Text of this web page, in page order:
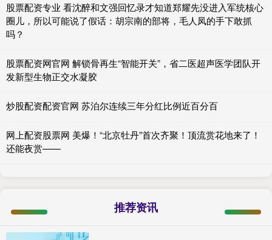
股票配资专业 看沈醉和文强回忆录才知道郑耀先没进入军统核心
圈儿，所以可能说了假话：胡宗南的部将，毛人凤的手下敢抓
吗？
股票配资网官网 解锁骨再生“智能开关”，省二医超声医学团队开
发新型生物正交水凝胶
炒股配资配资官网 苏泊尔连续三年分红比例近百分百
网上配资股票网 美爆！“北京牡丹”首次齐聚！顶流赏花地来了！
还能夜赏——
推荐资讯